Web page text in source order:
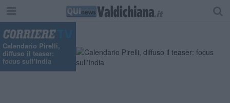
Calendario Pirelli,
diffuso il teaser:
focus sull'India